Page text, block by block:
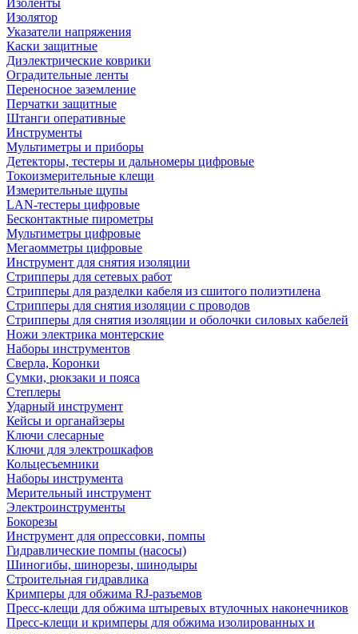
Изоленты
Изолятор
Указатели напряжения
Каски защитные
Диэлектрические коврики
Оградительные ленты
Переносное заземление
Перчатки защитные
Штанги оперативные
Инструменты
Мультиметры и приборы
Детекторы, тестеры и дальномеры цифровые
Токоизмерительные клещи
Измерительные щупы
LAN-тестеры цифровые
Бесконтактные пирометры
Мультиметры цифровые
Мегаомметры цифровые
Инструмент для снятия изоляции
Стрипперы для сетевых работ
Стрипперы для разделки кабеля из сшитого полиэтилена
Cтрипперы для снятия изоляции с проводов
Стрипперы для снятия изоляции и оболочки силовых кабелей
Ножи электрика монтерские
Наборы инструментов
Сверла, Коронки
Сумки, рюкзаки и пояса
Степлеры
Ударный инструмент
Кейсы и органайзеры
Ключи слесарные
Ключи для электрошкафов
Кольцесъемники
Наборы инструмента
Мерительный инструмент
Электроинструменты
Бокорезы
Инструмент для опрессовки, помпы
Гидравлические помпы (насосы)
Шиногибы, шинорезы, шинодыры
Строительная гидравлика
Кримперы для обжима RJ-разъемов
Пресс-клещи для обжима штыревых втулочных наконечников
Пресс-клещи и кримперы для обжима изолированных и